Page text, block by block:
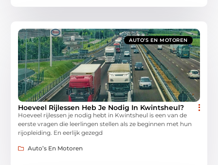
AUTO’S EN MOTOREN
Hoeveel Rijlessen Heb Je Nodig In Kwintsheul?
Hoeveel rijlessen je nodig hebt in Kwintsheul is een van de
eerste vragen die leerlingen stellen als ze beginnen met hun
rijopleiding. En eerlijk gezegd
Auto’s En Motoren